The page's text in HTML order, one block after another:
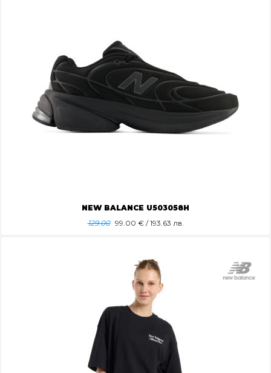
NEW BALANCE U503058H
129.00 99.00 € / 193.63 лв.